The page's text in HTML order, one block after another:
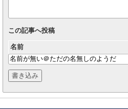
この記事へ投稿
名前